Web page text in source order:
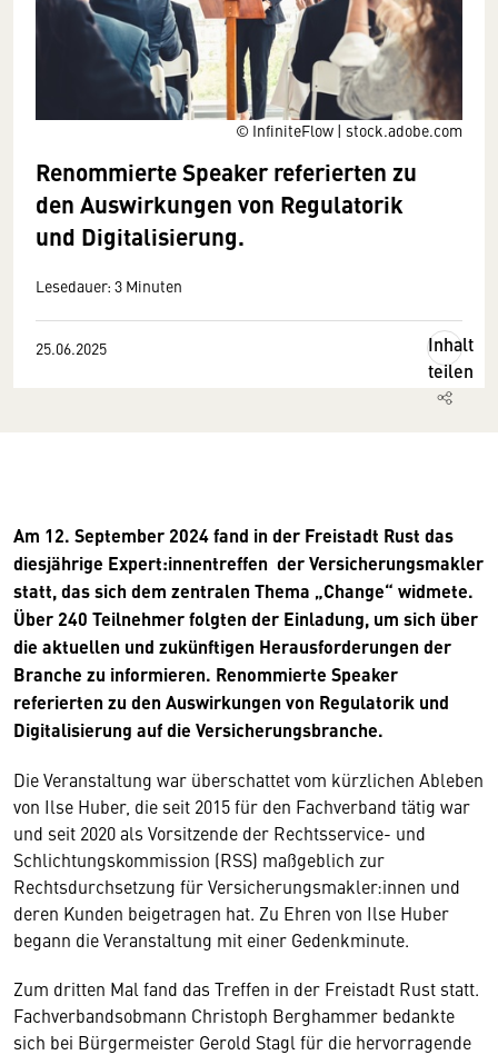
© InfiniteFlow | stock.adobe.com
Renommierte Speaker referierten zu
den Auswirkungen von Regulatorik
und Digitalisierung.
Lesedauer: 3 Minuten
25.06.2025
Inhalt
teilen
Am 12. September 2024 fand in der Freistadt Rust das
diesjährige Expert:innentreffen der Versicherungsmakler
statt, das sich dem zentralen Thema „Change“ widmete.
Über 240 Teilnehmer folgten der Einladung, um sich über
die aktuellen und zukünftigen Herausforderungen der
Branche zu informieren. Renommierte Speaker
referierten zu den Auswirkungen von Regulatorik und
Digitalisierung auf die Versicherungsbranche.
Die Veranstaltung war überschattet vom kürzlichen Ableben
von Ilse Huber, die seit 2015 für den Fachverband tätig war
und seit 2020 als Vorsitzende der Rechtsservice- und
Schlichtungskommission (RSS) maßgeblich zur
Rechtsdurchsetzung für Versicherungsmakler:innen und
deren Kunden beigetragen hat. Zu Ehren von Ilse Huber
begann die Veranstaltung mit einer Gedenkminute.
Zum dritten Mal fand das Treffen in der Freistadt Rust statt.
Fachverbandsobmann Christoph Berghammer bedankte
sich bei Bürgermeister Gerold Stagl für die hervorragende